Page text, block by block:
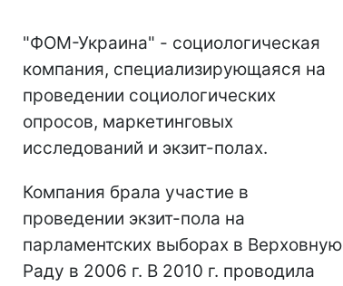
"ФОМ-Украина" - социологическая
компания, специализирующаяся на
проведении социологических
опросов, маркетинговых
исследований и экзит-полах.
Компания брала участие в
проведении экзит-пола на
парламентских выборах в Верховную
Раду в 2006 г. В 2010 г. проводила